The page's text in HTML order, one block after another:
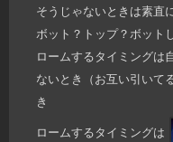
そうじゃないときは素直
ボット？トップ？ボット
ロームするタイミングは
ないとき（お互い引いて
き
ロームするタイミングは